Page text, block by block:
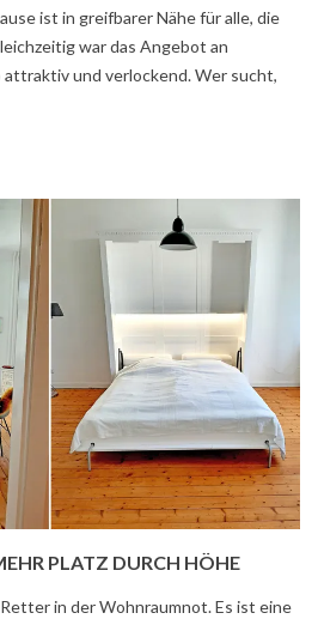
ist in greifbarer Nähe für alle, die
war das Angebot an
und verlockend. Wer sucht,
PLATZ DURCH HÖHE
in der Wohnraumnot. Es ist eine